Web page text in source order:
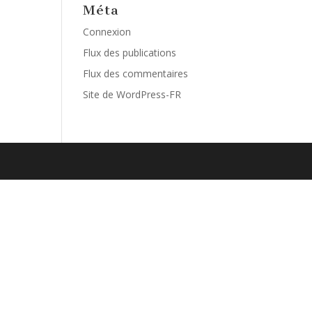
Méta
Connexion
Flux des publications
Flux des commentaires
Site de WordPress-FR